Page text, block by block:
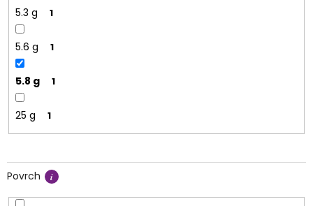
5.3 g 1
5.6 g 1
5.8 g 1
25 g 1
Povrch